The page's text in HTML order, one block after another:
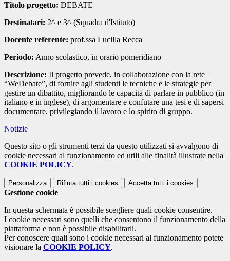
Titolo progetto: DEBATE
Destinatari: 2^ e 3^ (Squadra d'Istituto)
Docente referente: prof.ssa Lucilla Recca
Periodo: Anno scolastico, in orario pomeridiano
Descrizione: Il progetto prevede, in collaborazione con la rete
“WeDebate”, di fornire agli studenti le tecniche e le strategie per
gestire un dibattito, migliorando le capacità di parlare in pubblico (in
italiano e in inglese), di argomentare e confutare una tesi e di sapersi
documentare, privilegiando il lavoro e lo spirito di gruppo.
Notizie
Questo sito o gli strumenti terzi da questo utilizzati si avvalgono di
cookie necessari al funzionamento ed utili alle finalità illustrate nella
COOKIE POLICY.
Personalizza Rifiuta tutti i cookies Accetta tutti i cookies
Gestione cookie
In questa schermata è possibile scegliere quali cookie consentire.
I cookie necessari sono quelli che consentono il funzionamento della
piattaforma e non è possibile disabilitarli.
Per conoscere quali sono i cookie necessari al funzionamento potete
visionare la COOKIE POLICY.